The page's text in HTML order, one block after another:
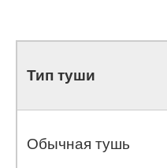
Тип туши
Обычная тушь